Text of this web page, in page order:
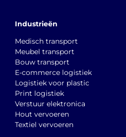
Industrieën
Medisch transport
Meubel transport
Bouw transport
E-commerce logistiek
Logistiek voor plastic
Print logistiek
Verstuur elektronica
Hout vervoeren
Textiel vervoeren